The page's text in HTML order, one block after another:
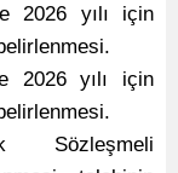
2026 yılı için
2026 yılı için
Sözleşmeli